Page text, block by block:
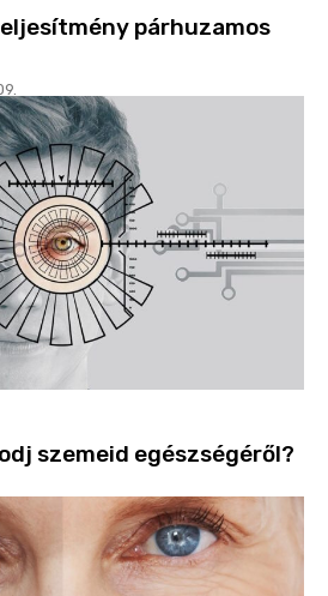
párhuzamos
szemeid egészségéről?